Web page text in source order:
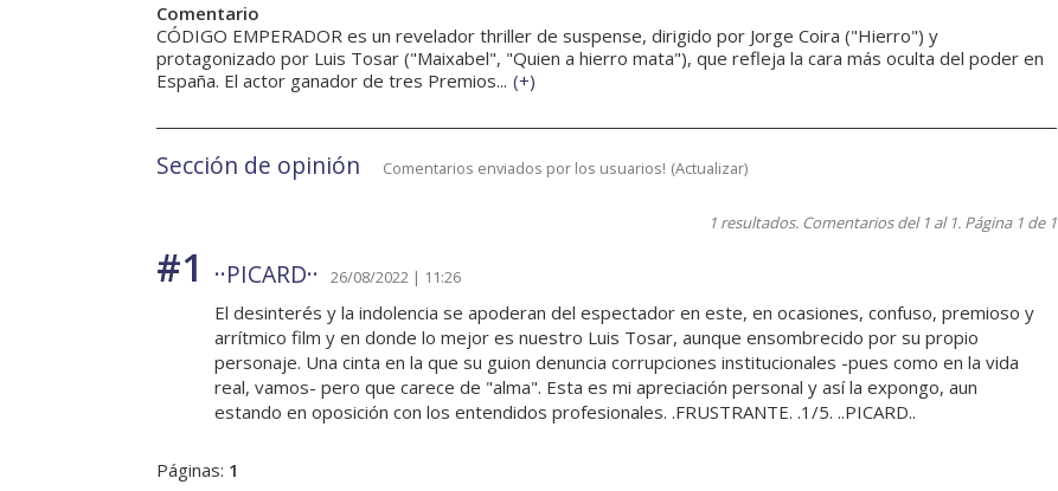
Comentario
CÓDIGO EMPERADOR es un revelador thriller de suspense, dirigido por Jorge Coira ("Hierro") y
protagonizado por Luis Tosar ("Maixabel", "Quien a hierro mata"), que refleja la cara más oculta del poder en
España. El actor ganador de tres Premios... (+)
Sección de opinión Comentarios enviados por los usuarios! (Actualizar)
1 resultados. Comentarios del 1 al 1. Página 1 de 1
#1 ··PICARD·· 26/08/2022 | 11:26
El desinterés y la indolencia se apoderan del espectador en este, en ocasiones, confuso, premioso y
arrítmico film y en donde lo mejor es nuestro Luis Tosar, aunque ensombrecido por su propio
personaje. Una cinta en la que su guion denuncia corrupciones institucionales -pues como en la vida
real, vamos- pero que carece de "alma". Esta es mi apreciación personal y así la expongo, aun
estando en oposición con los entendidos profesionales. .FRUSTRANTE. .1/5. ..PICARD..
Páginas: 1